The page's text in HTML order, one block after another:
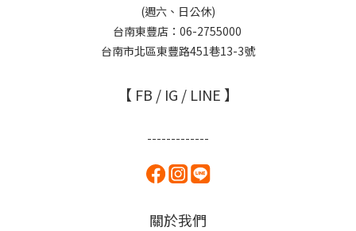
(週六、日公休)
台南東豐店：06-2755000
台南市北區東豐路451巷13-3號
【 FB / IG / LINE 】
-------------
關於我們